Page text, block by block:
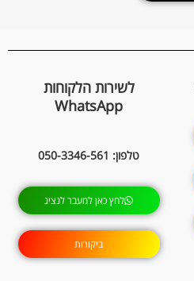
לשירות הלקוחות
WhatsApp
טלפון: 050-3346-561
לחץ כאן למעבר לנציג
ביקורות